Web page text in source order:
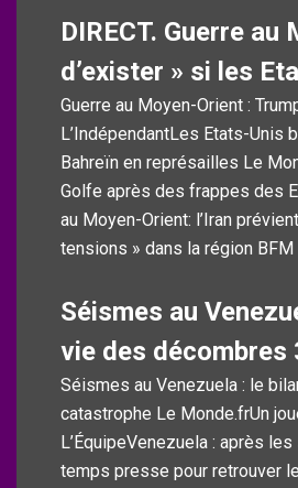
DIRECT. Guerre
d’exister » si les
Guerre au Moyen-Orient :
L’IndépendantLes Etats-Unis
Bahreïn en représailles Le
Golfe après des frappes des
au Moyen-Orient: l’Iran
tensions » dans la région BFM
Séismes au
vie des décombres
Séismes au Venezuela : le
catastrophe Le Monde.frUn
L’ÉquipeVenezuela : après
temps presse pour retrouver